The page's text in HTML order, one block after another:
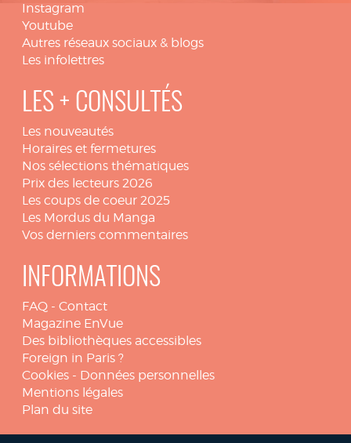
Instagram
Youtube
Autres réseaux sociaux & blogs
Les infolettres
LES + CONSULTÉS
Les nouveautés
Horaires et fermetures
Nos sélections thématiques
Prix des lecteurs 2026
Les coups de coeur 2025
Les Mordus du Manga
Vos derniers commentaires
INFORMATIONS
FAQ - Contact
Magazine EnVue
Des bibliothèques accessibles
Foreign in Paris ?
Cookies - Données personnelles
Mentions légales
Plan du site